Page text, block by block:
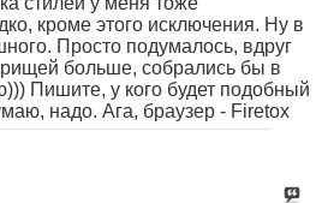
кроме этого исключения. Ну в
Просто подумалось, вдруг
больше, собрались бы в
Пишите, у кого будет подобный
надо. Ага, браузер - Firetox